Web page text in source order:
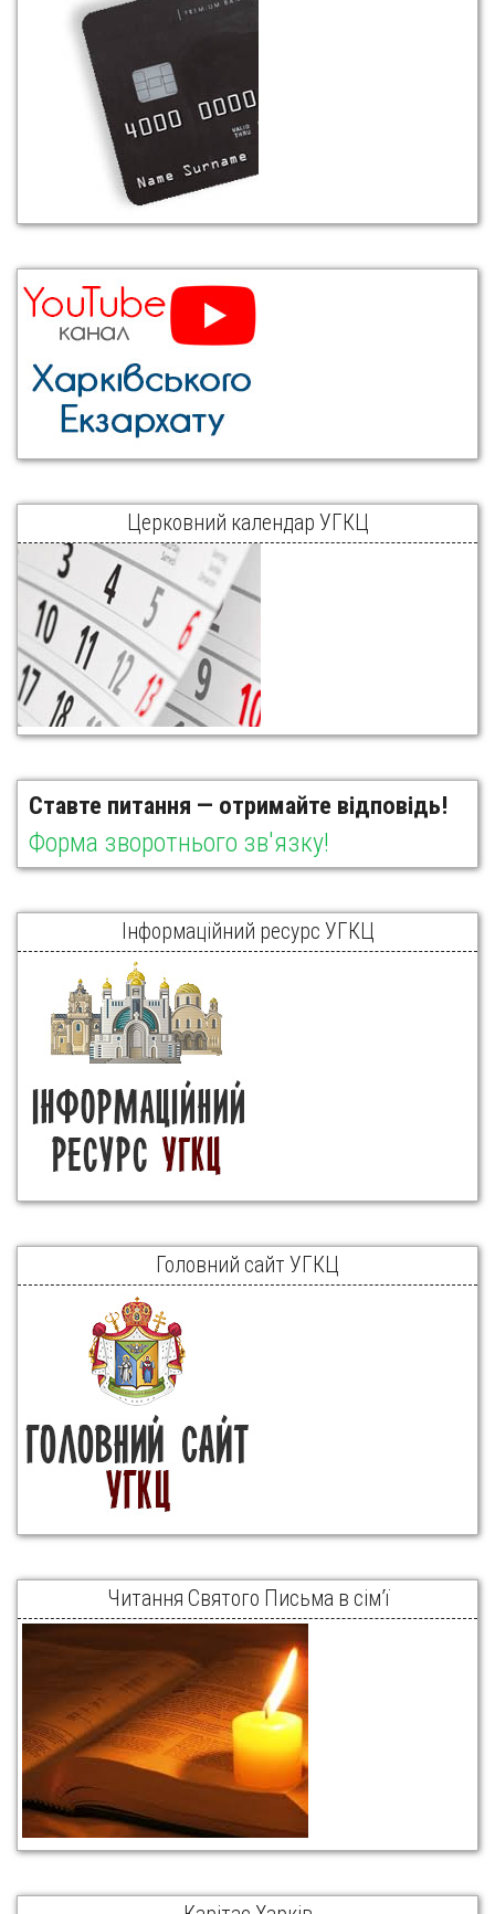
Церковний календар УГКЦ
Ставте питання — отримайте відповідь!
Форма зворотнього зв'язку!
Інформаційний ресурс УГКЦ
Головний сайт УГКЦ
Читання Святого Письма в сім’ї